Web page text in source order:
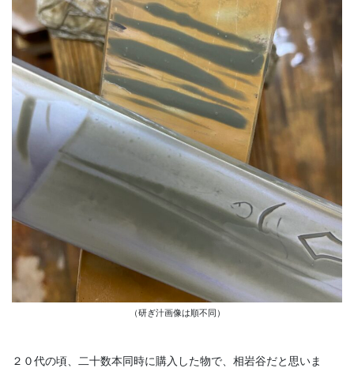
（研ぎ汁画像は順不同）
２０代の頃、二十数本同時に購入した物で、相岩谷だと思いま